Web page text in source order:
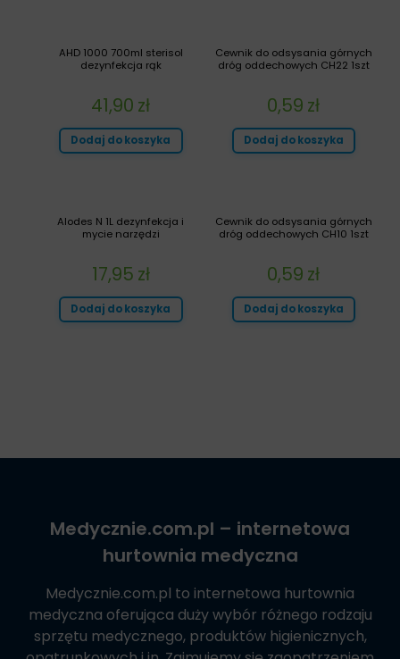
Cewnik do odsysania górnych
dróg oddechowych CH22 1szt
0,59 zł
Dodaj do koszyka
AHD 1000 700ml sterisol
dezynfekcja rąk
41,90 zł
Dodaj do koszyka
Cewnik do odsysania górnych
dróg oddechowych CH10 1szt
0,59 zł
Dodaj do koszyka
Alodes N 1L dezynfekcja i
mycie narzędzi
17,95 zł
Dodaj do koszyka
Medycznie.com.pl – internetowa
hurtownia medyczna
Medycznie.com.pl to internetowa hurtownia
medyczna oferująca duży wybór różnego rodzaju
sprzętu medycznego, produktów higienicznych,